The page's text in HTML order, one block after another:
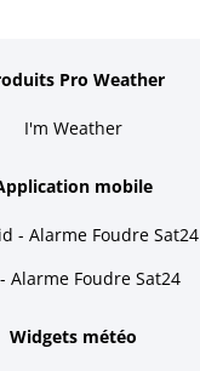
Pro Weather
I'm Weather
mobile
- Alarme Foudre Sat24
Alarme Foudre Sat24
Widgets météo